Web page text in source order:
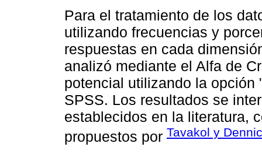
Para el tratamiento de los
utilizando frecuencias y
respuestas en cada
analizó mediante el Alfa de
potencial utilizando la
SPSS. Los resultados se
establecidos en la literatura,
propuestos por Tavakol y